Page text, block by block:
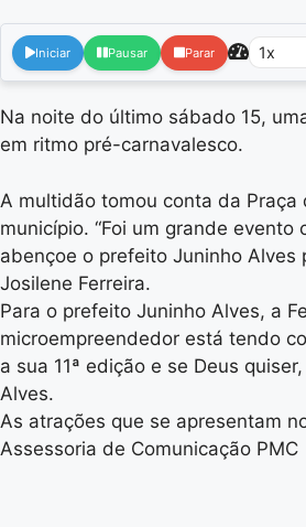
Iniciar Pausar Parar
Na noite do último sábado 15,
em ritmo pré-carnavalesco.
A multidão tomou conta da
município. “Foi um grande
abençoe o prefeito Juninho
Josilene Ferreira.
Para o prefeito Juninho Alves, a
microempreendedor está tendo
a sua 11ª edição e se Deus
Alves.
As atrações que se apresentam
Assessoria de Comunicação PMC